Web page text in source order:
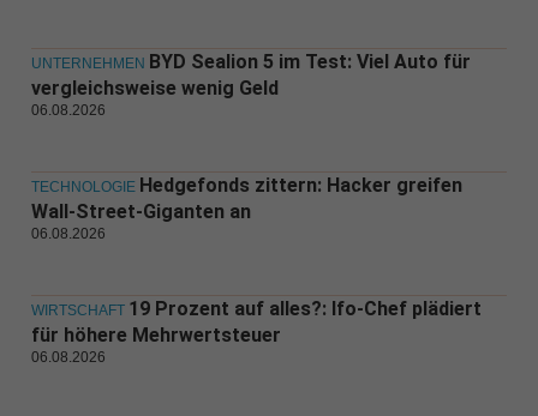
UNTERNEHMEN BYD Sealion 5 im Test: Viel Auto für
vergleichsweise wenig Geld
06.08.2026
TECHNOLOGIE Hedgefonds zittern: Hacker greifen
Wall-Street-Giganten an
06.08.2026
WIRTSCHAFT 19 Prozent auf alles?: Ifo-Chef plädiert
für höhere Mehrwertsteuer
06.08.2026